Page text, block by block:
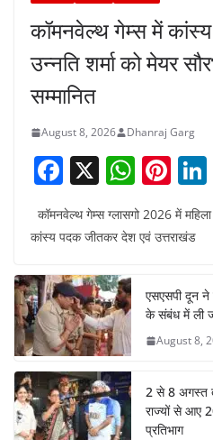
कॉमनवेल्थ गेम्स में
उन्नति शर्मा को मेयर
सम्मानित
August 8, 2026 Dhanraj Garg
F
a
c
b
o
o
k
X W
h
at
s
A
p
p
Pi
nt
er
st
कॉमनवेल्थ गेम्स ग्लासगो 2026 में
कांस्य पदक जीतकर देश एवं उत्तराखंड
एसएसपी दून ने
के संबंध में ली
August 8,
2 से 8 अगस्त
राज्यों से आए
प्रतिभाग